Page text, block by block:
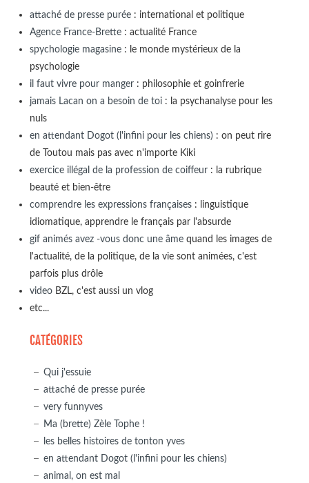
attaché de presse purée: international et politique
Agence France-Brette: actualité France
spychologie magasine: le monde mystérieux de la
psychologie
il faut vivre pour manger: philosophie et goinfrerie
jamais Lacan on a besoin de toi: la psychanalyse pour les
nuls
en attendant Dogot (l'infini pour les chiens): on peut rire
de Toutou mais pas avec n'importe Kiki
exercice illégal de la profession de coiffeur: la rubrique
beauté et bien-être
comprendre les expressions françaises: linguistique
idiomatique, apprendre le français par l'absurde
gif animés avez -vous donc une âmequand les images de
l'actualité, de la politique, de la vie sont animées, c'est
parfois plus drôle
videoBZL, c'est aussi un vlog
etc...
CATÉGORIES
Qui j'essuie
attaché de presse purée
very funnyves
Ma (brette) Zèle Tophe !
les belles histoires de tonton yves
en attendant Dogot (l'infini pour les chiens)
animal, on est mal